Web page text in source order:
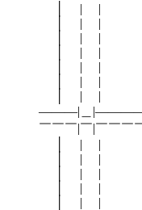
│ |
│ |
│ |
│ |
│ |
│ |
│ |
―――|＿
￣￣￣|￣|￣￣￣
│ |
│ |
│ |
│ |
│ |